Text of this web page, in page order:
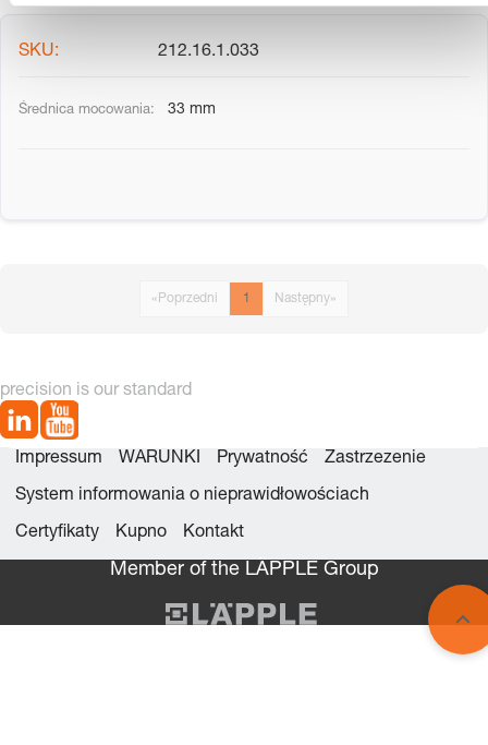
212.16.1.033
33 mm
« Poprzedni 1 Następny»
precision is our standard
Impressum WARUNKI Prywatność Zastrzezenie
System informowania o nieprawidłowościach
Certyfikaty Kupno Kontakt
Member of the LÄPPLE Group